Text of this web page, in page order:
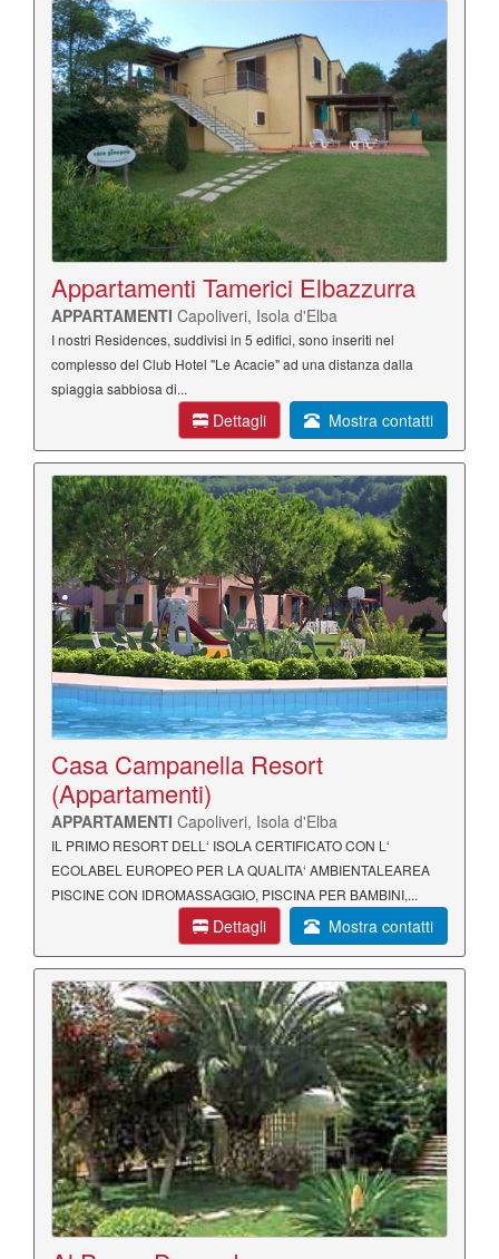
Appartamenti Tamerici Elbazzurra
APPARTAMENTI Capoliveri, Isola d'Elba
I nostri Residences, suddivisi in 5 edifici, sono inseriti nel
complesso del Club Hotel "Le Acacie" ad una distanza dalla
spiaggia sabbiosa di...
Dettagli Mostra contatti
Casa Campanella Resort
(Appartamenti)
APPARTAMENTI Capoliveri, Isola d'Elba
IL PRIMO RESORT DELL‘ ISOLA CERTIFICATO CON L‘
ECOLABEL EUROPEO PER LA QUALITA‘ AMBIENTALEAREA
PISCINE CON IDROMASSAGGIO, PISCINA PER BAMBINI,...
Dettagli Mostra contatti